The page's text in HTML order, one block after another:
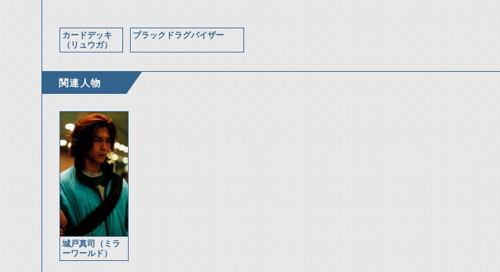
カードデッキ
（リュウガ）
ブラックドラグバイザー
関連人物
城戸真司（ミラ
ーワールド）